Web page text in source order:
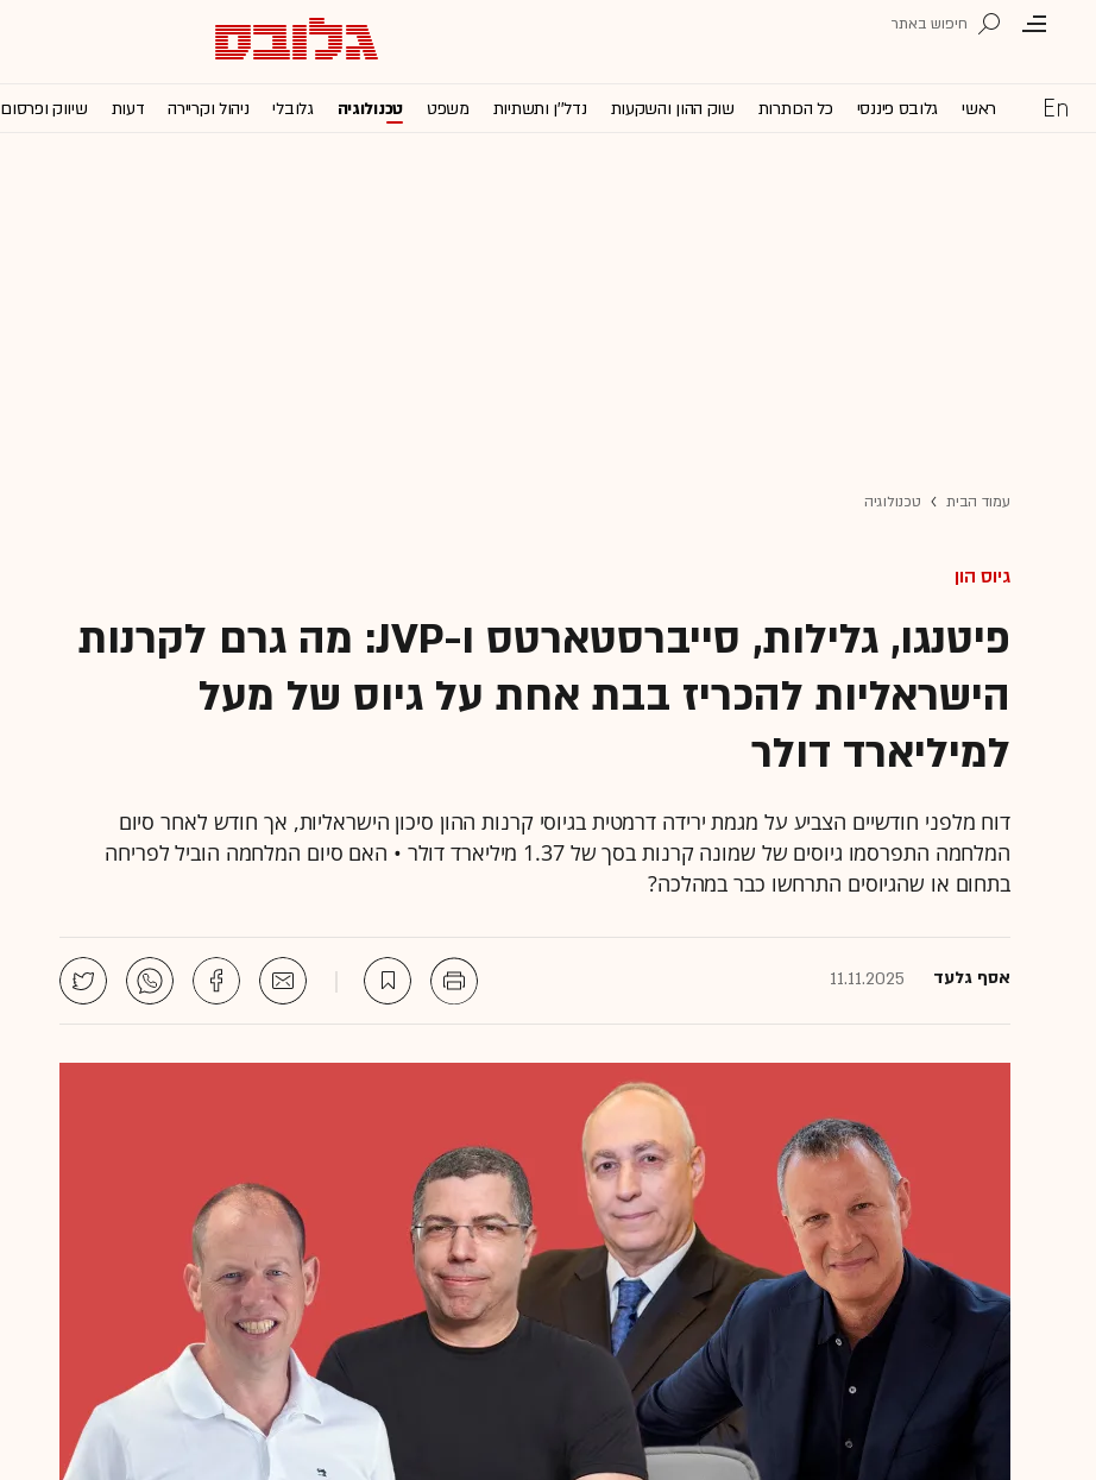
ראשי גלובס פיננסי כל הכותרות שוק ההון והשקעות נדל''ן ותשתיות משפט טכנולוגיה גלובלי ניהול וקריירה דעות שיווק ופרסום
עמוד הבית טכנולוגיה
גיוס הון
פיטנגו, גלילות, סייברסטארטס ו-JVP: מה גרם לקרנות
הישראליות להכריז בבת אחת על גיוס של מעל
למיליארד דולר
דוח מלפני חודשיים הצביע על מגמת ירידה דרמטית בגיוסי קרנות ההון סיכון הישראליות, אך חודש לאחר סיום
המלחמה התפרסמו גיוסים של שמונה קרנות בסך של 1.37 מיליארד דולר • האם סיום המלחמה הוביל לפריחה
בתחום או שהגיוסים התרחשו כבר במהלכה?
אסף גלעד 11.11.2025